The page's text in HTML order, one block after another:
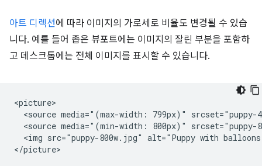
아트 디렉션에 따라 이미지의 가로세로 비율도 변경될 수 있습
니다. 예를 들어 좁은 뷰포트에는 이미지의 잘린 부분을 포함하
고 데스크톱에는 전체 이미지를 표시할 수 있습니다.
<picture>
<source media="(max-width: 799px)" srcset="puppy-
<source media="(min-width: 800px)" srcset="puppy-
<img src="puppy-800w.jpg" alt="Puppy with